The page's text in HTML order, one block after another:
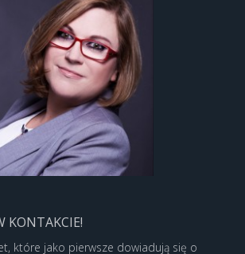
KONTAKCIE!
które jako pierwsze dowiadują się o